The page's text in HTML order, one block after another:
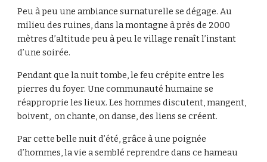
Peu à peu une ambiance surnaturelle se dégage. Au
milieu des ruines, dans la montagne à près de 2000
mètres d’altitude peu à peu le village renaît l’instant
d’une soirée.
Pendant que la nuit tombe, le feu crépite entre les
pierres du foyer. Une communauté humaine se
réapproprie les lieux. Les hommes discutent, mangent,
boivent, on chante, on danse, des liens se créent.
Par cette belle nuit d’été, grâce à une poignée
d’hommes, la vie a semblé reprendre dans ce hameau